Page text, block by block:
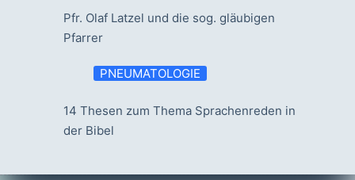
Pfr. Olaf Latzel und die sog. gläubigen
Pfarrer
PNEUMATOLOGIE
14 Thesen zum Thema Sprachenreden in
der Bibel